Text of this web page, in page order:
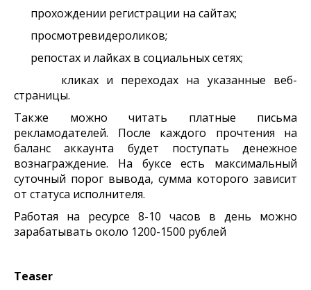
прохождении регистрации на сайтах;
просмотревидероликов;
репостах и лайках в социальных сетях;
кликах и переходах на указанные веб-
страницы.
Также можно читать платные письма
рекламодателей. После каждого прочтения на
баланс аккаунта будет поступать денежное
вознаграждение. На буксе есть максимальный
суточный порог вывода, сумма которого зависит
от статуса исполнителя.
Работая на ресурсе 8-10 часов в день можно
зарабатывать около 1200-1500 рублей
Teaser